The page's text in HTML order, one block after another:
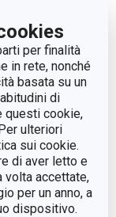
per finalità
in rete, nonché
basata su un
di
questi cookie,
ulteriori
sui cookie.
di aver letto e
volta accettate,
per un anno, a
dispositivo.
54
degli
armadi